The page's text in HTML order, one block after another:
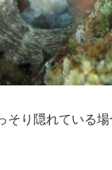
そり隠れている